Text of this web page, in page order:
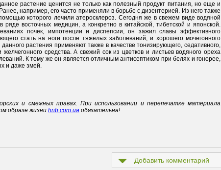
растение ценится не только как полезный продукт питания, но еще и
например, его часто применяли в борьбе с дизентерией. Из него также
которого лечили атеросклероз. Сегодня же в свежем виде водяной
восточных медицин, а конкретно в китайской, тибетской и японской.
почек, импотенции и диспепсии, он зажил славы эффективного
стать на ноги после тяжелых заболеваний, и хорошего мочегонного
растения применяют также в качестве тонизирующего, седативного,
средства. А свежий сок из цветков и листьев водяного ореха
К тому же он является отличным антисептиком при белях и гонорее,
и даже змей.
и смежных правах. При использовании и перепечатке материала
образе жизни hnb.com.ua обязательна!
Добавить комментарий